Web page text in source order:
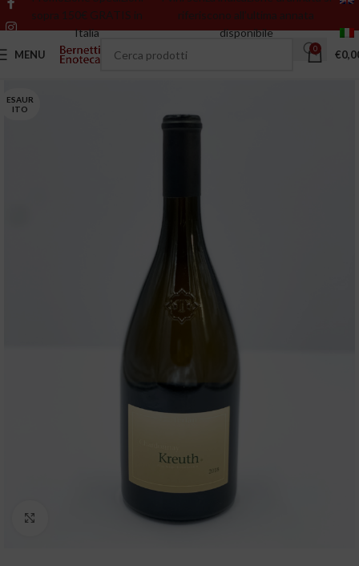
sopra 150€ GRATIS in
Italia
riferiscono all’ultima annata
disponibile
MENU 0 €
ESAUR
ITO
Clicca per ingrandire